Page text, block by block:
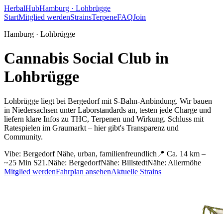
HerbalHubHamburg · Lohbrügge
StartMitglied werdenStrainsTerpeneFAQJoin
Hamburg · Lohbrügge
Cannabis Social Club in
Lohbrügge
Lohbrügge liegt bei Bergedorf mit S-Bahn-Anbindung. Wir bauen
in Niedersachsen unter Laborstandards an, testen jede Charge und
liefern klare Infos zu THC, Terpenen und Wirkung. Schluss mit
Ratespielen im Graumarkt – hier gibt's Transparenz und
Community.
Vibe: Bergedorf Nähe, urban, familienfreundlich 📍 Ca. 14 km –
~25 Min S21.Nähe: BergedorfNähe: BillstedtNähe: Allermöhe
Mitglied werdenFahrplan ansehenAktuelle Strains